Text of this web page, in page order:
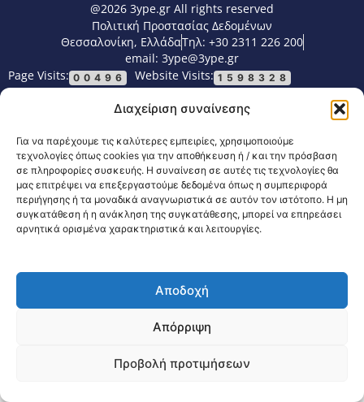
Διαχείριση συναίνεσης
Για να παρέχουμε τις καλύτερες εμπειρίες, χρησιμοποιούμε
τεχνολογίες όπως cookies για την αποθήκευση ή / και την πρόσβαση
σε πληροφορίες συσκευής. Η συναίνεση σε αυτές τις τεχνολογίες θα
μας επιτρέψει να επεξεργαστούμε δεδομένα όπως η συμπεριφορά
περιήγησης ή τα μοναδικά αναγνωριστικά σε αυτόν τον ιστότοπο. Η μη
συγκατάθεση ή η ανάκληση της συγκατάθεσης, μπορεί να επηρεάσει
αρνητικά ορισμένα χαρακτηριστικά και λειτουργίες.
Αποδοχή
Απόρριψη
Προβολή προτιμήσεων
@2026 3ype.gr All rights reserved
Πολιτική Προστασίας Δεδομένων
Θεσσαλονίκη, ΕλλάδαΤηλ: +30 2311 226 200
email: 3ype@3ype.gr
Page Visits: 00496 Website Visits: 1598328